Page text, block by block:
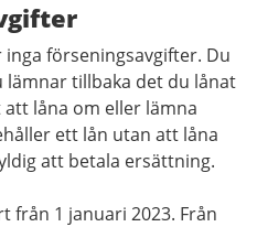
förseningsavgifter. Du
tillbaka det du lånat
låna om eller lämna
ett lån utan att låna
att betala ersättning.
från 1 januari 2023. Från